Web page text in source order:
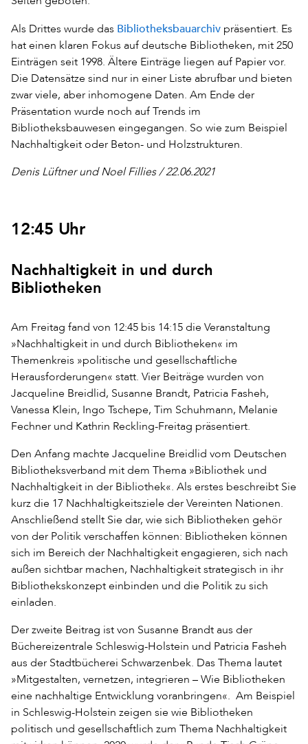
Als Drittes wurde das Bibliotheksbauarchiv präsentiert. Es
hat einen klaren Fokus auf deutsche Bibliotheken, mit 250
Einträgen seit 1998. Ältere Einträge liegen auf Papier vor.
Die Datensätze sind nur in einer Liste abrufbar und bieten
zwar viele, aber inhomogene Daten. Am Ende der
Präsentation wurde noch auf Trends im
Bibliotheksbauwesen eingegangen. So wie zum Beispiel
Nachhaltigkeit oder Beton- und Holzstrukturen.
Denis Lüftner und Noel Fillies / 22.06.2021
12:45 Uhr
Nachhaltigkeit in und durch
Bibliotheken
Am Freitag fand von 12:45 bis 14:15 die Veranstaltung
»Nachhaltigkeit in und durch Bibliotheken« im
Themenkreis »politische und gesellschaftliche
Herausforderungen« statt. Vier Beiträge wurden von
Jacqueline Breidlid, Susanne Brandt, Patricia Fasheh,
Vanessa Klein, Ingo Tschepe, Tim Schuhmann, Melanie
Fechner und Kathrin Reckling-Freitag präsentiert.
Den Anfang machte Jacqueline Breidlid vom Deutschen
Bibliotheksverband mit dem Thema »Bibliothek und
Nachhaltigkeit in der Bibliothek«. Als erstes beschreibt Sie
kurz die 17 Nachhaltigkeitsziele der Vereinten Nationen.
Anschließend stellt Sie dar, wie sich Bibliotheken gehör
von der Politik verschaffen können: Bibliotheken können
sich im Bereich der Nachhaltigkeit engagieren, sich nach
außen sichtbar machen, Nachhaltigkeit strategisch in ihr
Bibliothekskonzept einbinden und die Politik zu sich
einladen.
Der zweite Beitrag ist von Susanne Brandt aus der
Büchereizentrale Schleswig-Holstein und Patricia Fasheh
aus der Stadtbücherei Schwarzenbek. Das Thema lautet
»Mitgestalten, vernetzen, integrieren – Wie Bibliotheken
eine nachhaltige Entwicklung voranbringen«. Am Beispiel
in Schleswig-Holstein zeigen sie wie Bibliotheken
politisch und gesellschaftlich zum Thema Nachhaltigkeit